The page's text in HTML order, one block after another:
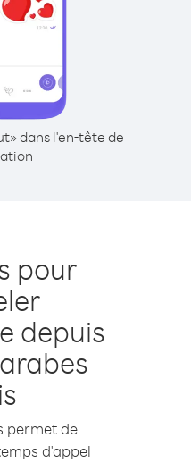
dans l'en-tête de
pour
depuis
permet de
d'appel